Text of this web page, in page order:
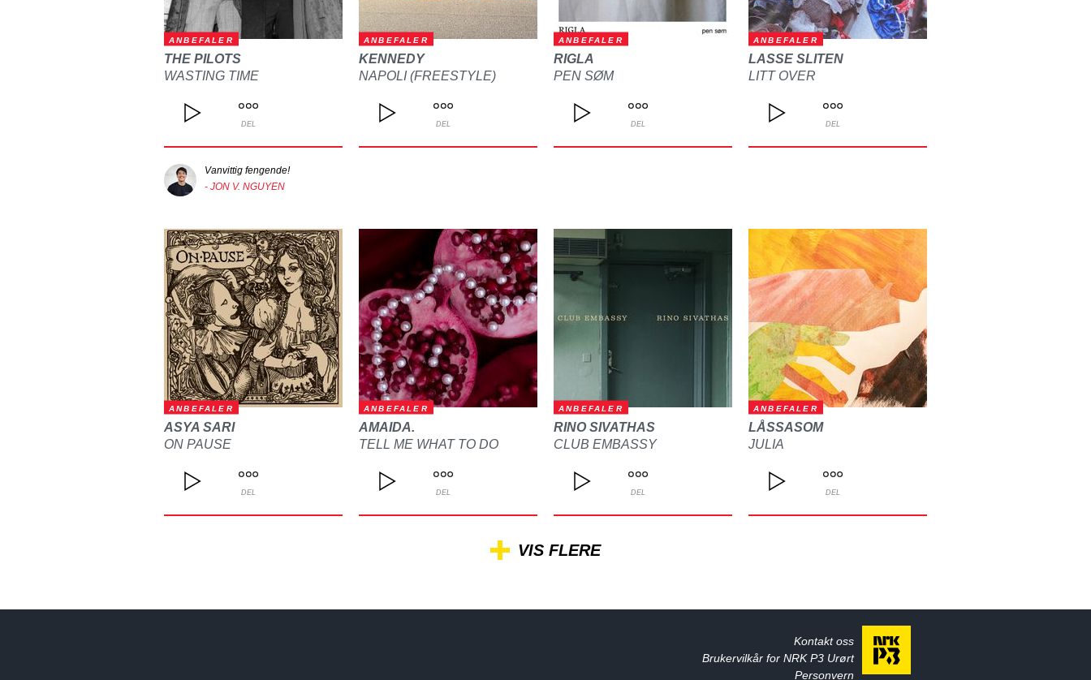
ANBEFALER
THE PILOTS
WASTING TIME
DEL
Vanvittig fengende!
- JON V. NGUYEN
ANBEFALER
KENNEDY
NAPOLI (FREESTYLE)
DEL
ANBEFALER
RIGLA
PEN SØM
DEL
ANBEFALER
LASSE SLITEN
LITT OVER
DEL
ANBEFALER
ASYA SARI
ON PAUSE
DEL
ANBEFALER
AMAIDA.
TELL ME WHAT TO DO
DEL
ANBEFALER
RINO SIVATHAS
CLUB EMBASSY
DEL
ANBEFALER
LÅSSASOM
JULIA
DEL
VIS FLERE
Kontakt oss
Brukervilkår for NRK P3 Urørt
Personvern